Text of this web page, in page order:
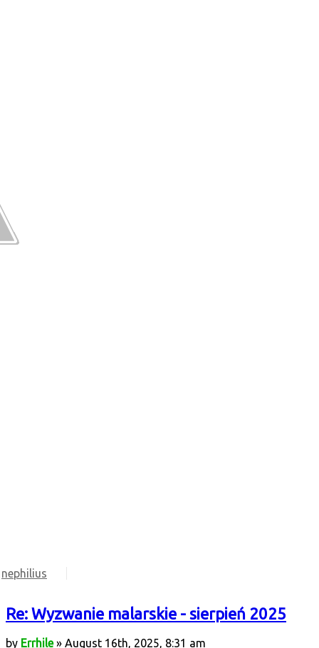
nephilius
Re: Wyzwanie malarskie - sierpień 2025
by Errhile» August 16th, 2025, 8:31 am